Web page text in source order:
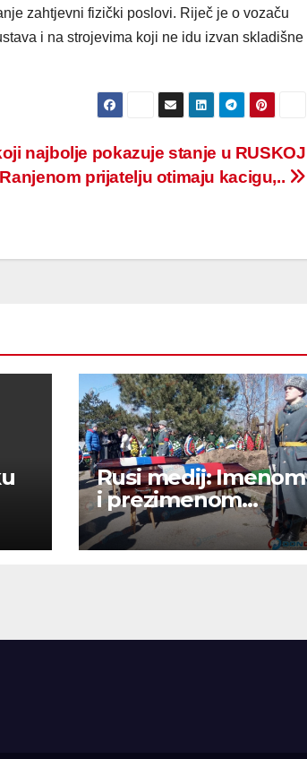
zahtjevni fizički poslovi. Riječ je o vozaču
i na strojevima koji ne idu izvan skladišne
najbolje pokazuje stanje u RUSKOJ
prijatelju otimaju kacigu,..
Rusi medij: Imenom
i prezimenom
potvrdili smo 236
000 Rusa poginulih